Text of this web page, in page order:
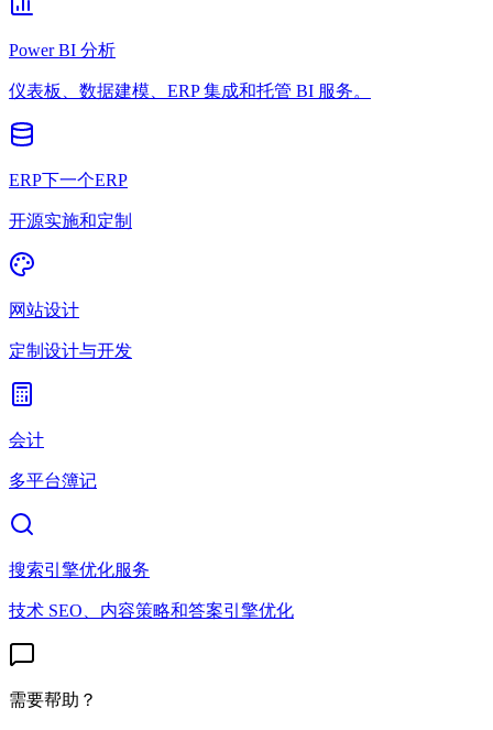
Power BI 分析
仪表板、数据建模、ERP 集成和托管 BI 服务。
ERP下一个ERP
开源实施和定制
网站设计
定制设计与开发
会计
多平台簿记
搜索引擎优化服务
技术 SEO、内容策略和答案引擎优化
需要帮助？